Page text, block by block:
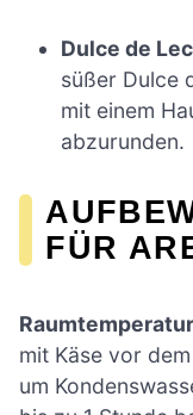
Dulce de
süßer Dulce
mit einem
abzurunden.
FÜR
mit Käse vor
um